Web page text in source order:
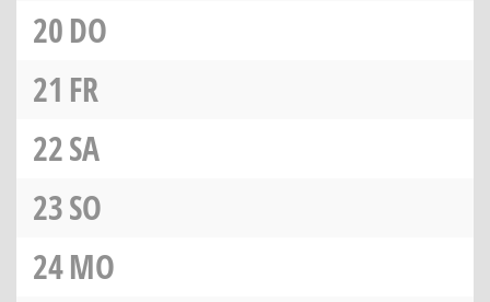
20DO
21 FR
22SA
23SO
24MO